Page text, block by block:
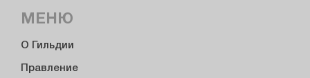
МЕНЮ
О Гильдии
Правление